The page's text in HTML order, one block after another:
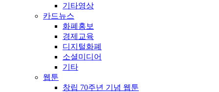
기타영상
카드뉴스
화폐홍보
경제교육
디지털화폐
소셜미디어
기타
웹툰
창립 70주년 기념 웹툰